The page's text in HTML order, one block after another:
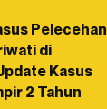
Pelecehan
di
Kasus
2 Tahun